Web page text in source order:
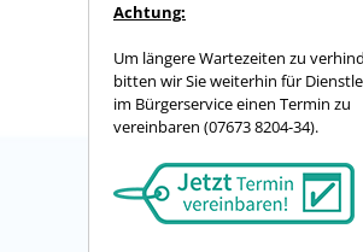
Achtung:
Um längere Wartezeiten zu
bitten wir Sie weiterhin für
im Bürgerservice einen Termin zu
vereinbaren (07673 8204-34).